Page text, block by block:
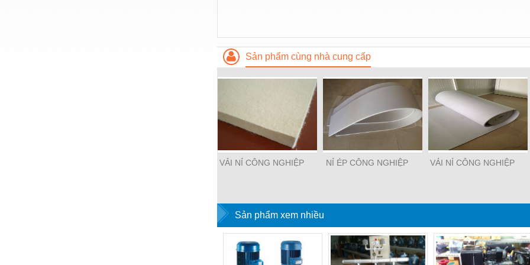
Sản phẩm cùng nhà cung cấp
VẢI NỈ CÔNG NGHIỆP NỈ ÉP CÔNG NGHIỆP VẢI NỈ CÔNG NGHIỆP
Sản phẩm xem nhiều